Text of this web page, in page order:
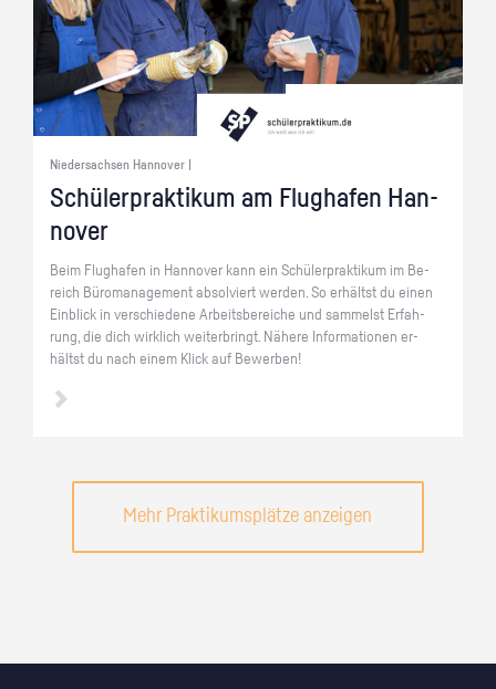
Niedersachsen Hannover |
Schü­ler­prak­ti­kum am Flug­ha­fen Han­
no­ver
Beim Flug­ha­fen in Han­no­ver kann ein Schü­ler­prak­ti­kum im Be­
reich Bü­ro­ma­nage­ment ab­sol­viert wer­den. So er­hältst du einen
Ein­blick in ver­schie­de­ne Ar­beits­be­rei­che und sam­melst Er­fah­
rung, die dich wirk­lich wei­ter­bringt. Nä­he­re In­for­ma­tio­nen er­
hältst du nach einem Klick auf Be­wer­ben!
Mehr Praktikumsplätze anzeigen